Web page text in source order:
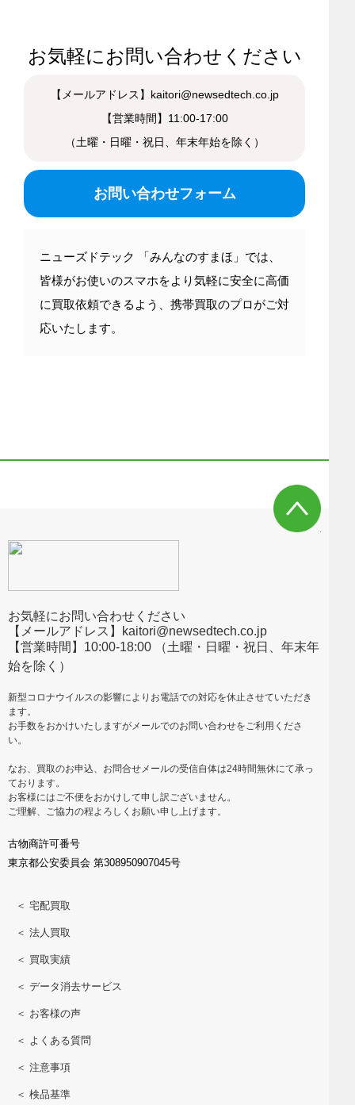
お気軽にお問い合わせください
【メールアドレス】kaitori@newsedtech.co.jp
【営業時間】11:00-17:00
（土曜・日曜・祝日、年末年始を除く）
お問い合わせフォーム
ニューズドテック 「みんなのすまほ」では、
皆様がお使いのスマホをより気軽に安全に高価
に買取依頼できるよう、携帯買取のプロがご対
応いたします。
お気軽にお問い合わせください
【メールアドレス】kaitori@newsedtech.co.jp
【営業時間】10:00-18:00 （土曜・日曜・祝日、年末年
始を除く）
新型コロナウイルスの影響によりお電話での対応を休止させていただき
ます。
お手数をおかけいたしますがメールでのお問い合わせをご利用くださ
い。
なお、買取のお申込、お問合せメールの受信自体は24時間無休にて承っ
ております。
お客様にはご不便をおかけして申し訳ございません。
ご理解、ご協力の程よろしくお願い申し上げます。
古物商許可番号
東京都公安委員会 第308950907045号
＜ 宅配買取
＜ 法人買取
＜ 買取実績
＜ データ消去サービス
＜ お客様の声
＜ よくある質問
＜ 注意事項
＜ 検品基準